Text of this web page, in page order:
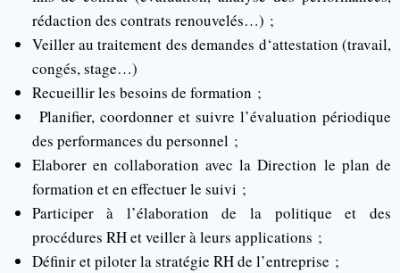
rédaction des contrats renouvelés…) ;
Veiller au traitement des demandes d‘attestation (travail,
congés, stage…)
Recueillir les besoins de formation ;
Planifier, coordonner et suivre l’évaluation périodique
des performances du personnel ;
Elaborer en collaboration avec la Direction le plan de
formation et en effectuer le suivi ;
Participer à l’élaboration de la politique et des
procédures RH et veiller à leurs applications ;
Définir et piloter la stratégie RH de l’entreprise ;